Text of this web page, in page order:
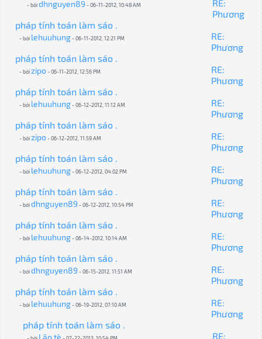
- bởidhnguyen89 - 06-11-2012, 10:48 AM
RE:
Phương
pháp tính toán làm sáo .
- bởi lehuuhung- 06-11-2012, 12:21 PM
RE:
Phương
pháp tính toán làm sáo .
- bởizipo- 06-11-2012, 12:56 PM
RE:
Phương
pháp tính toán làm sáo .
- bởi lehuuhung- 06-12-2012, 11:12 AM
RE:
Phương
pháp tính toán làm sáo .
- bởizipo- 06-12-2012, 11:59 AM
RE:
Phương
pháp tính toán làm sáo .
- bởi lehuuhung- 06-12-2012, 04:02 PM
RE:
Phương
pháp tính toán làm sáo .
- bởidhnguyen89 - 06-12-2012, 10:54 PM
RE:
Phương
pháp tính toán làm sáo .
- bởi lehuuhung- 06-14-2012, 10:14 AM
RE:
Phương
pháp tính toán làm sáo .
- bởidhnguyen89 - 06-15-2012, 11:51 AM
RE:
Phương
pháp tính toán làm sáo .
- bởi lehuuhung- 06-19-2012, 07:10 AM
RE:
Phương
pháp tính toán làm sáo .
RE: